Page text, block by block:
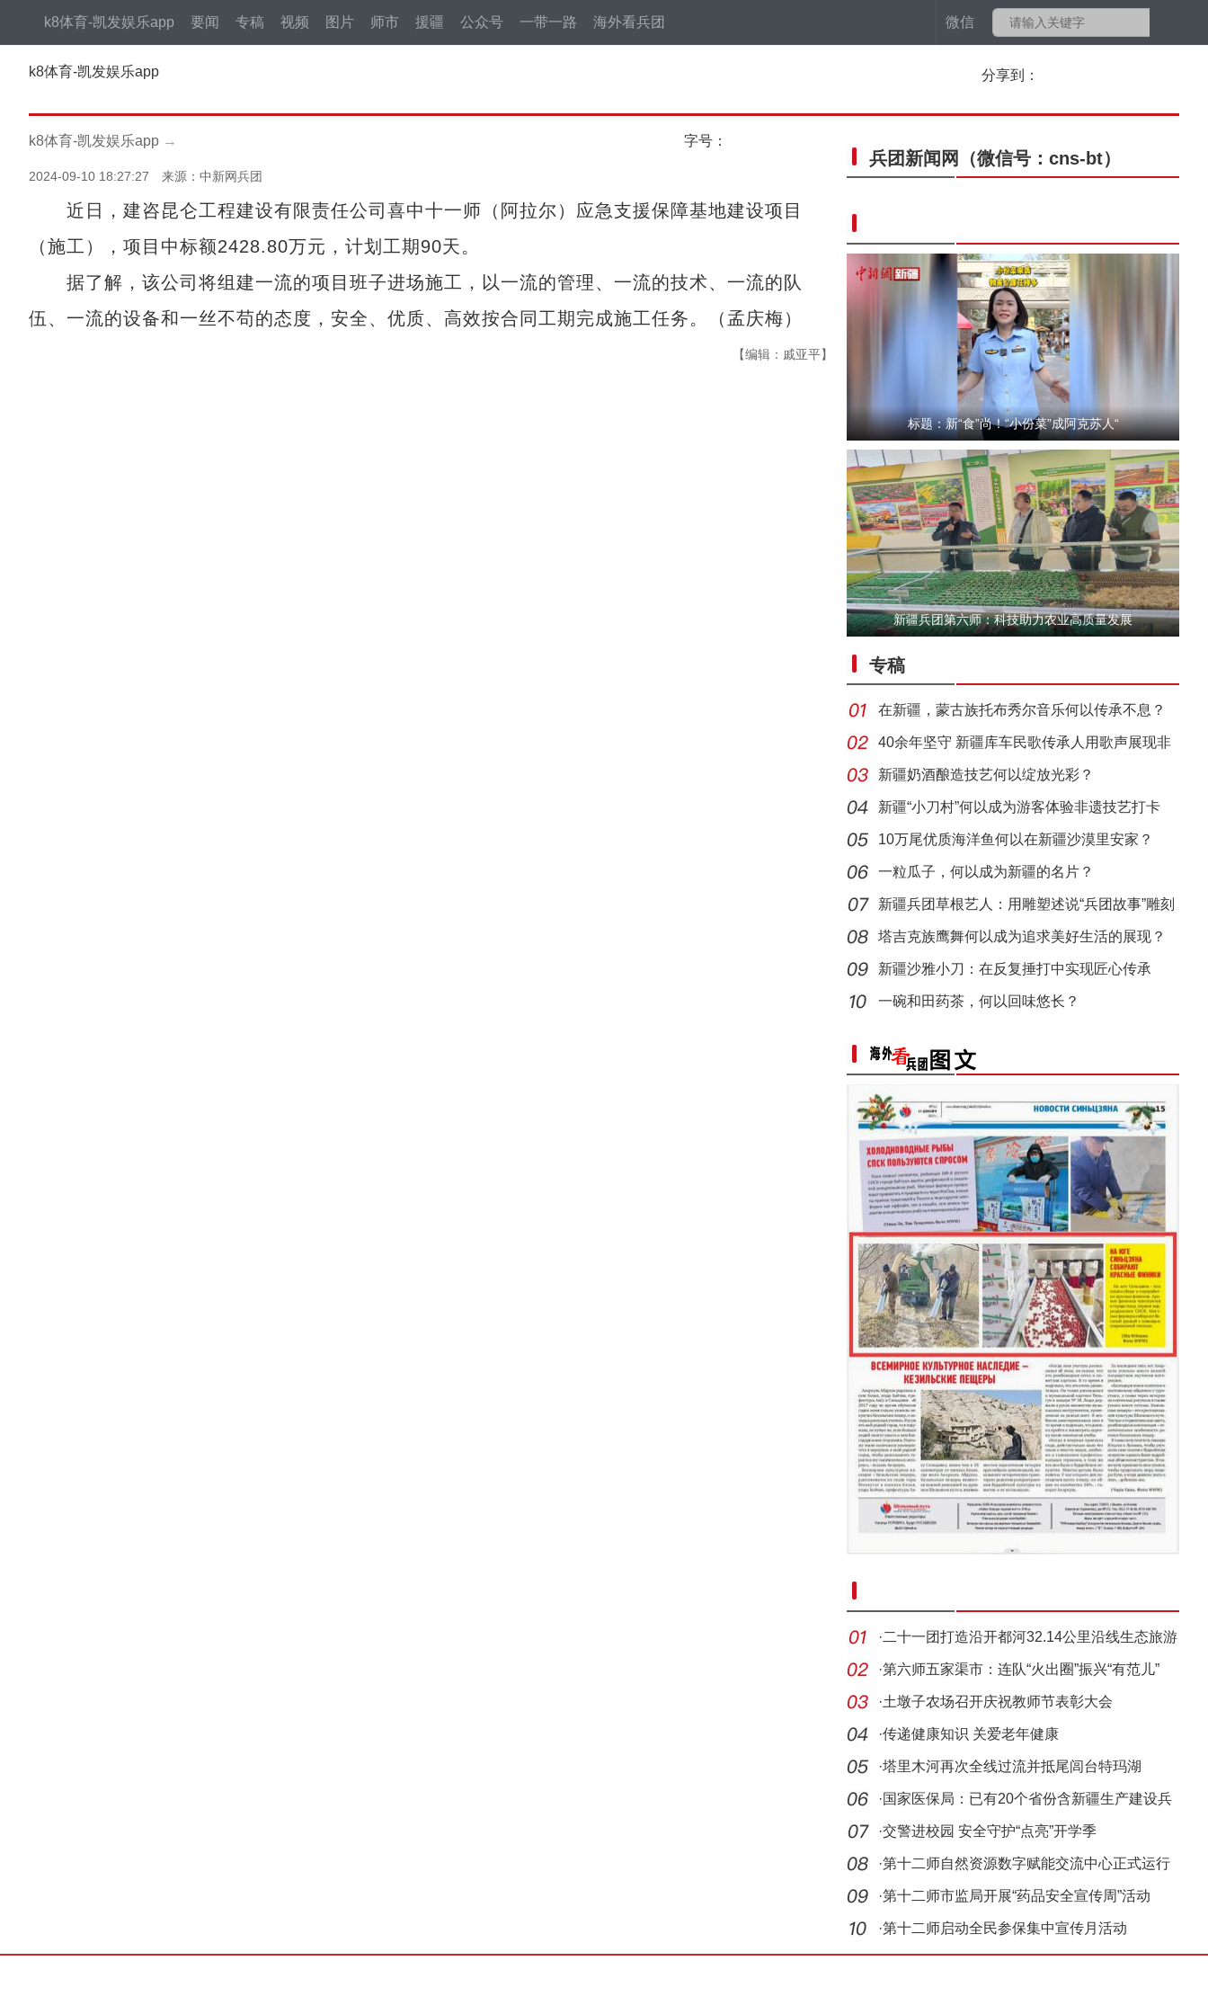
微信
k8体育-凯发娱乐app 要闻 专稿 视频 图片 师市 援疆 公众号 一带一路 海外看兵团
k8体育-凯发娱乐app 分享到：
k8体育-凯发娱乐app → 字号：
2024-09-10 18:27:27 来源：中新网兵团
近日，建咨昆仑工程建设有限责任公司喜中十一师（阿拉尔）应急支援保障基地建设项目
（施工），项目中标额2428.80万元，计划工期90天。
据了解，该公司将组建一流的项目班子进场施工，以一流的管理、一流的技术、一流的队
伍、一流的设备和一丝不苟的态度，安全、优质、高效按合同工期完成施工任务。（孟庆梅）
【编辑：戚亚平】
兵团新闻网 （微信号：cns-bt）
标题：新“食”尚！“小份菜”成阿克苏人“
“五一”假期，开都河天鹅湾迎客流高峰
“阿克苏是个好地方·四季之美”——《走进
新疆兵团第六师：科技助力农业高质量发展
新疆兵团：持续优化营商环境吸引外贸企业落
专稿
在新疆，蒙古族托布秀尔音乐何以传承不息？
40余年坚守 新疆库车民歌传承人用歌声展现非
遗魅力
新疆奶酒酿造技艺何以绽放光彩？
新疆“小刀村”何以成为游客体验非遗技艺打卡
地？
10万尾优质海洋鱼何以在新疆沙漠里安家？
一粒瓜子，何以成为新疆的名片？
新疆兵团草根艺人：用雕塑述说“兵团故事”雕刻
别
塔吉克族鹰舞何以成为追求美好生活的展现？
新疆沙雅小刀：在反复捶打中实现匠心传承
一碗和田药茶，何以回味悠长？
·二十一团打造沿开都河32.14公里沿线生态旅游
带
·第六师五家渠市：连队“火出圈”振兴“有范儿”
·土墩子农场召开庆祝教师节表彰大会
·传递健康知识 关爱老年健康
·塔里木河再次全线过流并抵尾闾台特玛湖
·国家医保局：已有20个省份含新疆生产建设兵
团将辅
·交警进校园 安全守护“点亮”开学季
·第十二师自然资源数字赋能交流中心正式运行
·第十二师市监局开展“药品安全宣传周”活动
·第十二师启动全民参保集中宣传月活动